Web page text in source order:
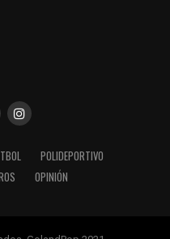
28, 2023
POLIDEPORTIVO
OPINIÓN